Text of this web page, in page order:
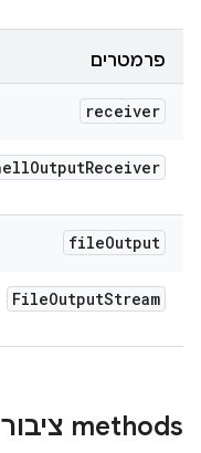
פרמטרים
receiver
OutputReceiver
fileOutput
FileOutputStream
‫methods ציבוריים